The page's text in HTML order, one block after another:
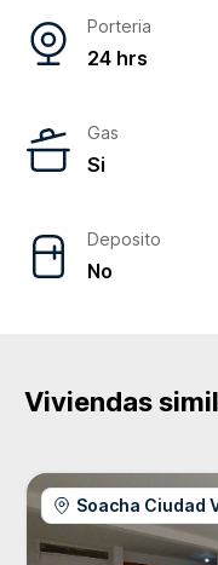
Porteria
24 hrs
Gas
Si
Deposito
No
Viviendas
Soacha Ciudad